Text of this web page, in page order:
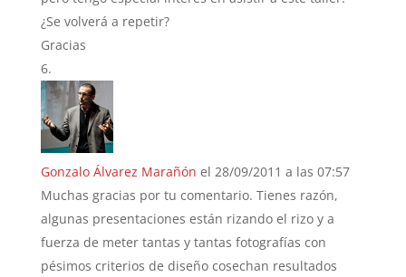
¿Se volverá a repetir?
Gracias
Gonzalo Álvarez Marañón el 28/09/2011 a las 07:57
Muchas gracias por tu comentario. Tienes razón,
algunas presentaciones están rizando el rizo y a
fuerza de meter tantas y tantas fotografías con
pésimos criterios de diseño cosechan resultados